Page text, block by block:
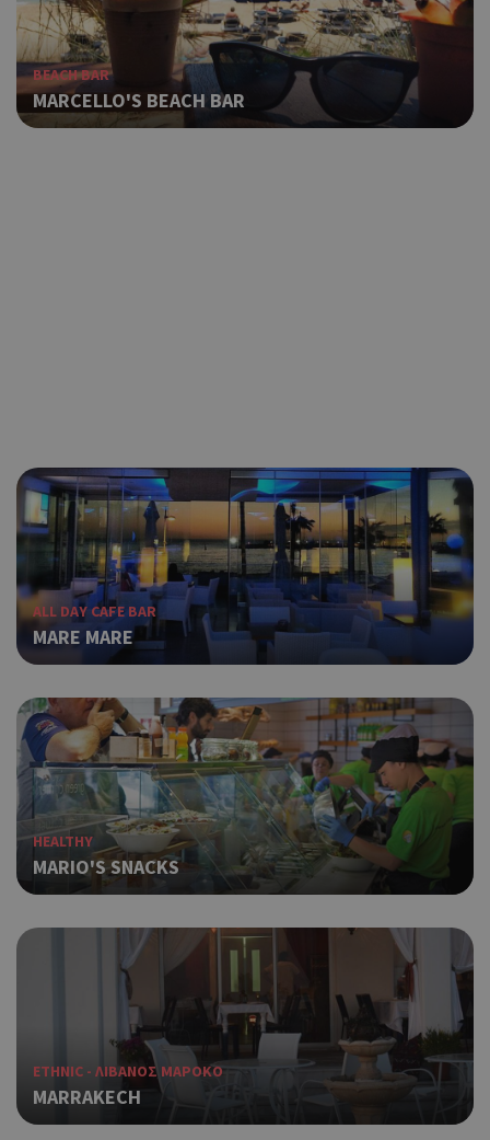
BEACH BAR
MARCELLO'S BEACH BAR
ALL DAY CAFE BAR
MARE MARE
HEALTHY
MARIO'S SNACKS
ETHNIC - ΛΙΒΑΝΟΣ ΜΑΡΟΚΟ
MARRAKECH